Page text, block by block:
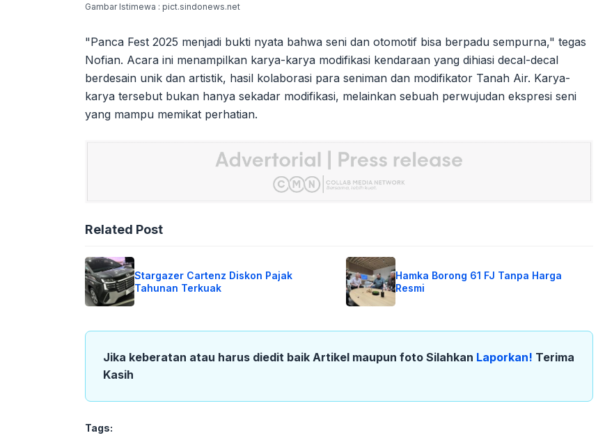
Gambar Istimewa : pict.sindonews.net
"Panca Fest 2025 menjadi bukti nyata bahwa seni dan otomotif bisa berpadu sempurna," tegas
Nofian. Acara ini menampilkan karya-karya modifikasi kendaraan yang dihiasi decal-decal
berdesain unik dan artistik, hasil kolaborasi para seniman dan modifikator Tanah Air. Karya-
karya tersebut bukan hanya sekadar modifikasi, melainkan sebuah perwujudan ekspresi seni
yang mampu memikat perhatian.
Related Post
Stargazer Cartenz Diskon Pajak
Tahunan Terkuak
Hamka Borong 61 FJ Tanpa Harga
Resmi
Jika keberatan atau harus diedit baik Artikel maupun foto Silahkan Laporkan! Terima
Kasih
Tags: